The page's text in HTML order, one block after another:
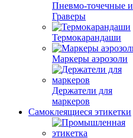
Пневмо-точечные и
Граверы
Термокарандаши
Маркеры аэрозоли
Держатели для
маркеров
Самоклеящиеся этикетки